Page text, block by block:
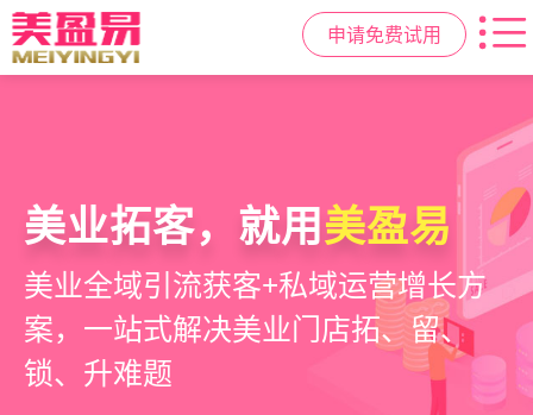
申请免费试用
美容院拓客方案
6套美业拓客营销方案组合，200套微
信拓客模板，帮助美业商家快速引流
裂变获客，低成本实现客源指数级增
长
美业私域运营scrm
从拉新、转化、复购到裂变转介绍面
面俱到，赋能美容顾问销售，实现客
户、业绩
持续增长
美业拓客，就用美盈易
美业全域引流获客+私域运营增长方
案，一站式解决美业门店拓、留、
锁、升难题